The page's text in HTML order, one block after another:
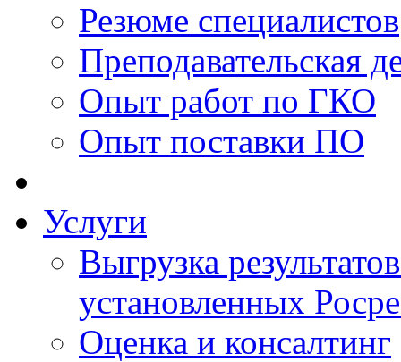
Резюме специалистов
Преподавательская
Опыт работ по ГКО
Опыт поставки ПО
Услуги
Выгрузка
установленных
Оценка и консалтинг